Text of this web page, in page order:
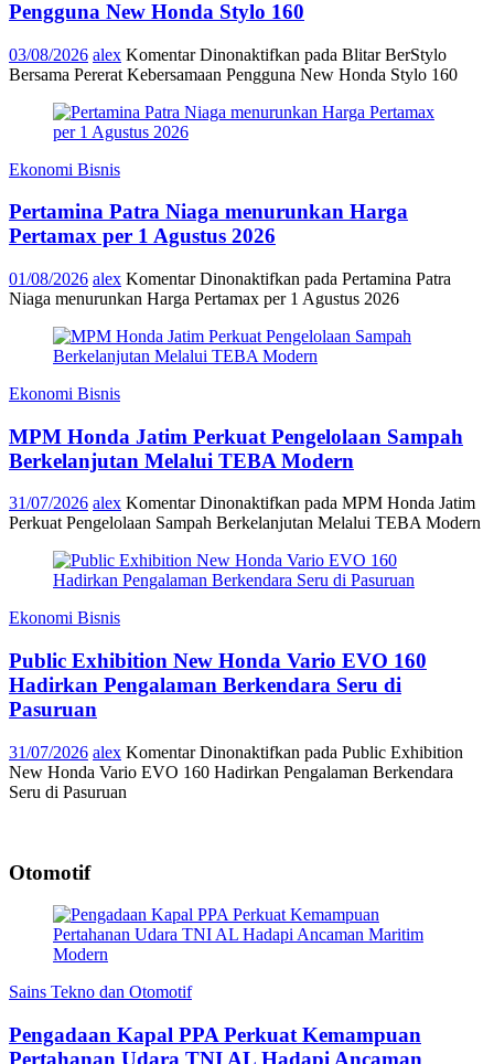
Pengguna New Honda Stylo 160
03/08/2026 alex Komentar Dinonaktifkan pada Blitar BerStylo
Bersama Pererat Kebersamaan Pengguna New Honda Stylo 160
Ekonomi Bisnis
Pertamina Patra Niaga menurunkan Harga
Pertamax per 1 Agustus 2026
01/08/2026 alex Komentar Dinonaktifkan pada Pertamina Patra
Niaga menurunkan Harga Pertamax per 1 Agustus 2026
Ekonomi Bisnis
MPM Honda Jatim Perkuat Pengelolaan Sampah
Berkelanjutan Melalui TEBA Modern
31/07/2026 alex Komentar Dinonaktifkan pada MPM Honda Jatim
Perkuat Pengelolaan Sampah Berkelanjutan Melalui TEBA Modern
Ekonomi Bisnis
Public Exhibition New Honda Vario EVO 160
Hadirkan Pengalaman Berkendara Seru di
Pasuruan
31/07/2026 alex Komentar Dinonaktifkan pada Public Exhibition
New Honda Vario EVO 160 Hadirkan Pengalaman Berkendara
Seru di Pasuruan
Otomotif
Sains Tekno dan Otomotif
Pengadaan Kapal PPA Perkuat Kemampuan
Pertahanan Udara TNI AL Hadapi Ancaman